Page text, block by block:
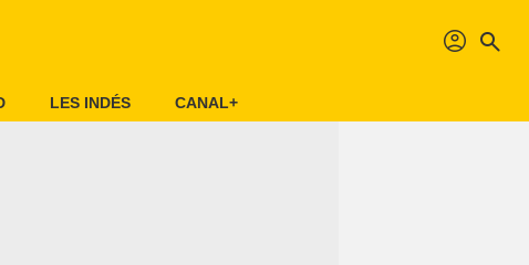
profil search
LES INDÉS CANAL+